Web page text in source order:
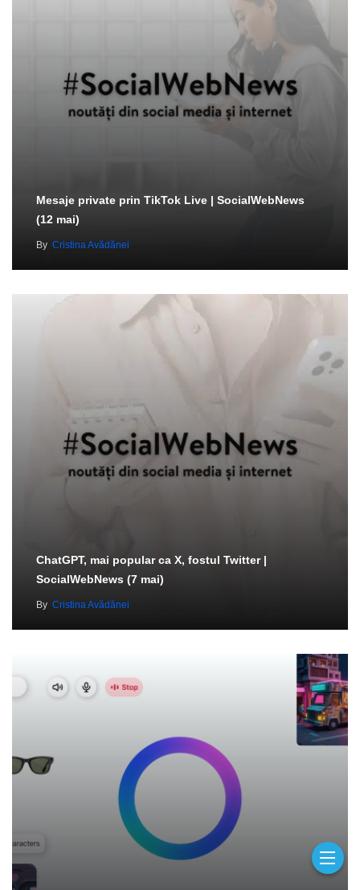
Mesaje private prin TikTok Live | SocialWebNews
(12 mai)
By Cristina Avădănei
ChatGPT, mai popular ca X, fostul Twitter |
SocialWebNews (7 mai)
By Cristina Avădănei